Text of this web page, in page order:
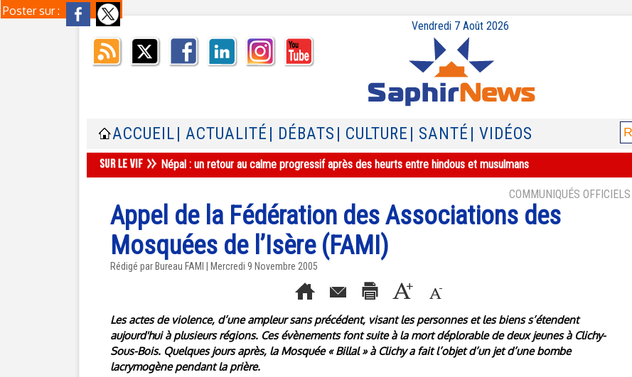
Poster sur :
Vendredi 7 Août 2026
ACCUEIL | ACTUALITÉ | DÉBATS | CULTURE | SANTÉ | VIDÉOS
Népal : un retour au calme progressif après des heurts entre hindous et musulmans
COMMUNIQUÉS OFFICIELS
Appel de la Fédération des Associations des
Mosquées de l’Isère (FAMI)
Rédigé par Bureau FAMI | Mercredi 9 Novembre 2005
Les actes de violence, d’une ampleur sans précédent, visant les personnes et les biens s’étendent
aujourd'hui à plusieurs régions. Ces évènements font suite à la mort déplorable de deux jeunes à Clichy-
Sous-Bois. Quelques jours après, la Mosquée « Billal » à Clichy a fait l’objet d’un jet d’une bombe
lacrymogène pendant la prière.